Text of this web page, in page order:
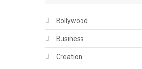
Bollywood
Business
Creation